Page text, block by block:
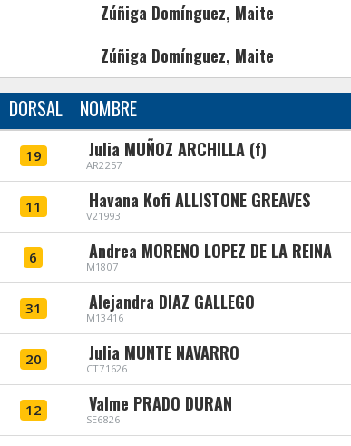
Zúñiga Domínguez, Maite
Zúñiga Domínguez, Maite
DORSAL NOMBRE
19 Julia MUÑOZ ARCHILLA (f)
AR2257
11 Havana Kofi ALLISTONE GREAVES
V21993
6 Andrea MORENO LOPEZ DE LA REINA
M1807
31 Alejandra DIAZ GALLEGO
M13416
20 Julia MUNTE NAVARRO
CT71626
12 Valme PRADO DURAN
SE6826